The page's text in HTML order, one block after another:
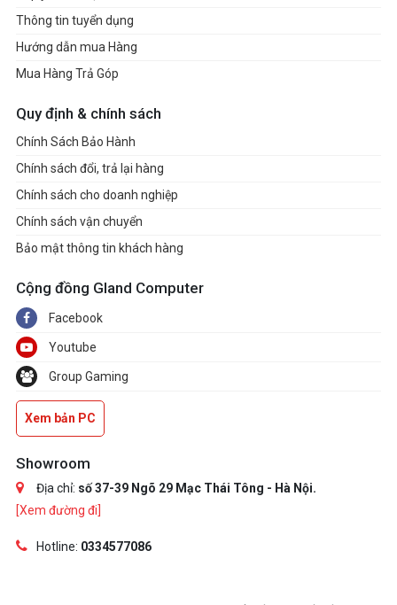
Thông tin tuyển dụng
Hướng dẫn mua Hàng
Mua Hàng Trả Góp
Quy định & chính sách
Chính Sách Bảo Hành
Chính sách đổi, trả lại hàng
Chính sách cho doanh nghiệp
Chính sách vận chuyển
Bảo mật thông tin khách hàng
Cộng đồng Gland Computer
Facebook
Youtube
Group Gaming
Xem bản PC
Showroom
Địa chỉ: số 37-39 Ngõ 29 Mạc Thái Tông - Hà Nội.
[Xem đường đi]
Hotline: 0334577086